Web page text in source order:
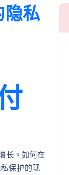
隐私
长。如何在
保护的现